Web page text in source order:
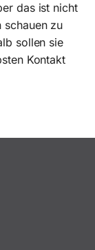
das ist nicht
schauen zu
sollen sie
Kontakt